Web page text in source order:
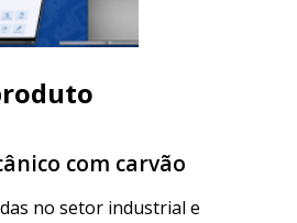
com carvão
no setor industrial e